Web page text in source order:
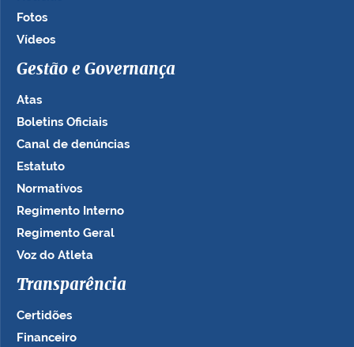
Fotos
Vídeos
Gestão e Governança
Atas
Boletins Oficiais
Canal de denúncias
Estatuto
Normativos
Regimento Interno
Regimento Geral
Voz do Atleta
Transparência
Certidões
Financeiro